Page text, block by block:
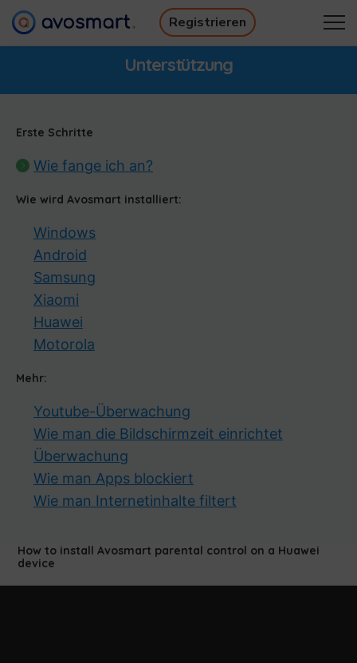
Registrieren
Warum avosmart?
Wie funktioniert es?
Unterstützung
Anmelden
Unterstützung
Erste Schritte
Wie fange ich an?
Wie wird Avosmart installiert:
Windows
Android
Samsung
Xiaomi
Huawei
Motorola
Mehr:
Youtube-Überwachung
Wie man die Bildschirmzeit einrichtet
Überwachung
Wie man Apps blockiert
Wie man Internetinhalte filtert
How to install Avosmart parental control on a Huawei
device